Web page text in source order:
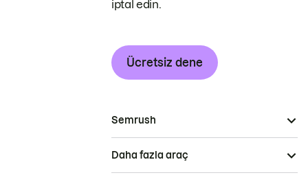
iptal edin.
Ücretsiz dene
Semrush
Daha fazla araç